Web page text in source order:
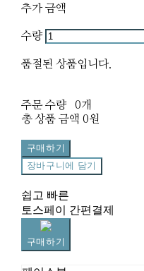
추가 금액
수량
품절된 상품입니다.
주문 수량
0개
총 상품 금액 0원
구매하기
장바구니에 담기
쉽고 빠른
토스페이 간편결제
구매하기